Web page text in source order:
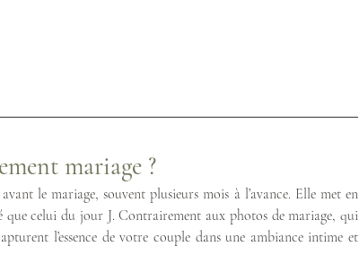
mariage ?
avant le mariage, souvent plusieurs mois à l’avance. Elle met en
celui du jour J. Contrairement aux photos de mariage, qui
l’essence de votre couple dans une ambiance intime et